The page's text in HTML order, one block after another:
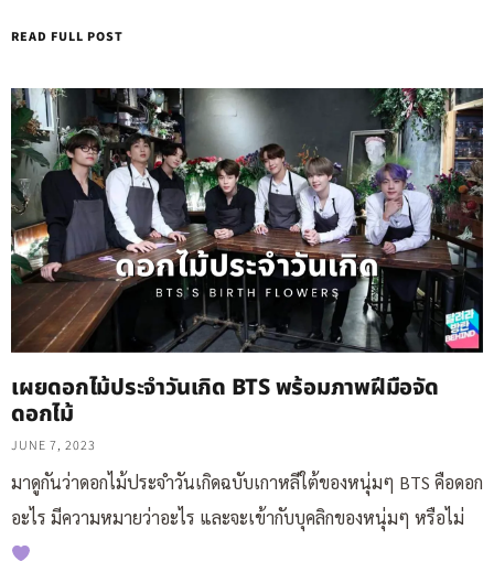
READ FULL POST
เผยดอกไม้ประจำวันเกิด BTS พร้อมภาพฝีมือจัด
ดอกไม้
JUNE 7, 2023
มาดูกันว่าดอกไม้ประจำวันเกิดฉบับเกาหลีใต้ของหนุ่มๆ BTS คือดอก
อะไร มีความหมายว่าอะไร และจะเข้ากับบุคลิกของหนุ่มๆ หรือไม่